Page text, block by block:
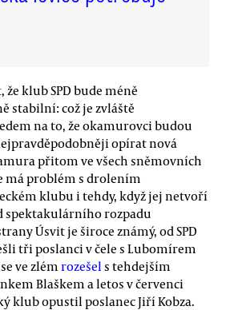
že klub SPD bude méně
stabilní: což je zvláště
na to, že okamurovci budou
opírat nová
přitom ve všech sněmovních
má problém s drolením
klubu i tehdy, když jej netvoří
spektakulárního rozpadu
Úsvit je široce známý, od SPD
tři poslanci v čele s Lubomírem
ve zlém rozešel s tehdejším
Blaškem a letos v červenci
klub opustil poslanec Jiří Kobza.